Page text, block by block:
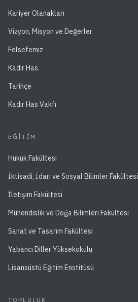
Kariyer Olanakları
Vizyon, Misyon ve Değerler
Felsefemiz
Kadir Has
Tarihçe
Kadir Has Vakfı
EĞITIM
Hukuk Fakültesi
İktisadi, İdari ve Sosyal Bilimler Fakültesi
İletişim Fakültesi
Mühendislik ve Doğa Bilimleri Fakültesi
Sanat ve Tasarım Fakültesi
Yabancı Diller Yüksekokulu
Lisansüstü Eğitim Enstitüsü
TOPLULUK